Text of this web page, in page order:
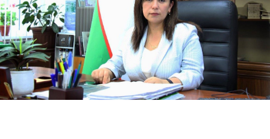
07.03.2024 3768
Xalqaro ilmiy anjumanning tashkiliy masalalari muhokama etilmoqda